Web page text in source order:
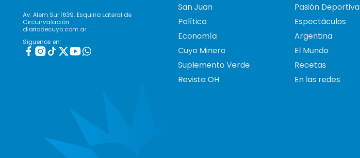
Av. Alem Sur 1639. Esquina Lateral de
Circunvalación
diariodecuyo.com.ar
Siguenos en:
San Juan
Política
Economía
Cuyo Minero
Suplemento Verde
Revista OH
Pasión Deportiva
Espectáculos
Argentina
El Mundo
Recetas
En las redes